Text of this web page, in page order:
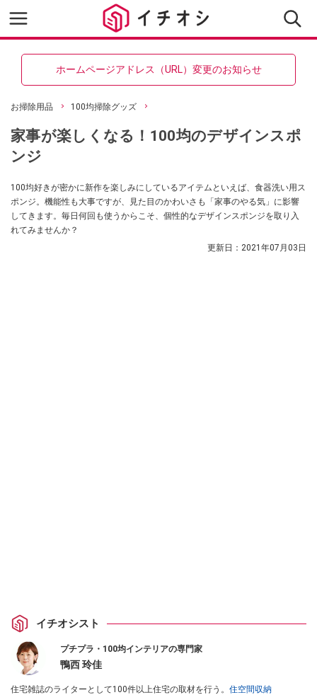
ホームページアドレス（URL）変更のお知らせ
お掃除用品 100均掃除グッズ
家事が楽しくなる！100均のデザインスポ
ンジ
100均好きが密かに新作を楽しみにしているアイテムといえば、食器洗い用ス
ポンジ。機能性も大事ですが、見た目のかわいさも「家事のやる気」に影響
してきます。毎日何回も使うからこそ、個性的なデザインスポンジを取り入
れてみませんか？
更新日： 2021年07月03日
イチオシスト
プチプラ・100均インテリアの専門家
鴨西 玲佳
住宅雑誌のライターとして100件以上住宅の取材を行う。 住空間収納